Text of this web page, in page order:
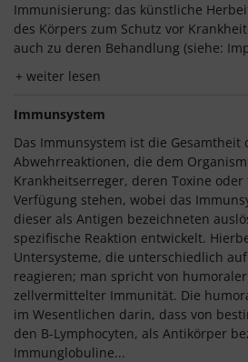
Immunisierung: das künstliche
des Körpers zum Schutz vor
auch zu deren Behandlung (siehe:
weiter lesen
Immunsystem
Das Immunsystem ist die Gesamtheit
Abwehrreaktionen, die dem
Krankheitserreger, deren Toxine
Verfügung stehen, wobei das
dieser als Antigen bezeichneten
spezifische Reaktion entwickelt.
Untersysteme, die unterschiedlich
reagieren; man spricht von
zellvermittelter Immunität. Die
im Wesentlichen darin, dass von
den B-Lymphocyten, als Antikörper
Immunglobuline...